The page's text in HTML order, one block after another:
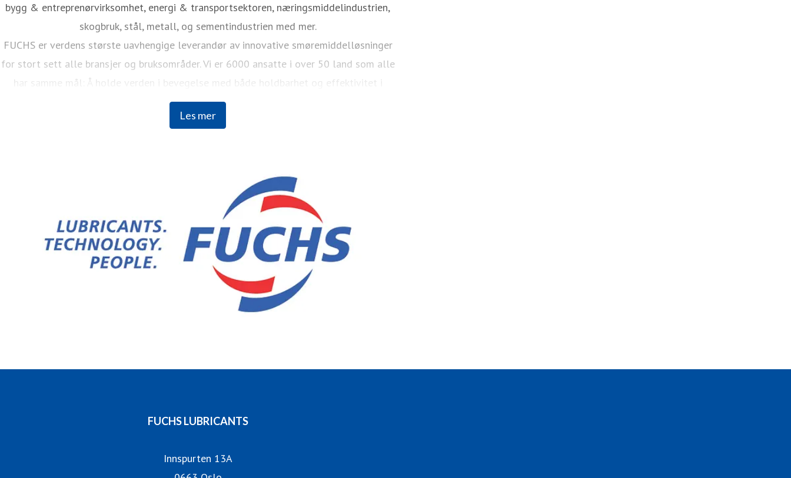
Les mer
bygg & entreprenørvirksomhet, energi & transportsektoren, næringsmiddelindustrien,
skogbruk, stål, metall, og sementindustrien med mer.
FUCHS er verdens største uavhengige leverandør av innovative smøremiddelløsninger
for stort sett alle bransjer og bruksområder. Vi er 6000 ansatte i over 50 land som alle
har samme mål: Å holde verden i bevegelse med både holdbarhet og effektivitet i
fokus.
FUCHS LUBRICANTS
Innspurten 13A